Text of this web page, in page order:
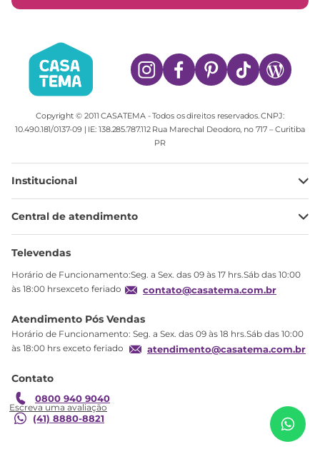
Copyright © 2011 CASATEMA - Todos os direitos reservados. CNPJ:
10.490.181/0137-09 | IE: 138.285.787.112 Rua Marechal Deodoro, no 717 – Curitiba
PR
Institucional
Minha Conta
Meus pedidos
Troca
Formas de Pagamento
Garantia
Central de atendimento
Ajuda
Televendas
Horário de Funcionamento:Seg. a Sex. das 09 às 17 hrs.Sáb das 10:00
às 18:00 hrsexceto feriado
contato@casatema.com.br
Atendimento Pós Vendas
Horário de Funcionamento: Seg. a Sex. das 09 às 18 hrs.Sáb das 10:00
às 18:00 hrs exceto feriado
atendimento@casatema.com.br
Contato
0800 940 9040
(41) 8880-8821